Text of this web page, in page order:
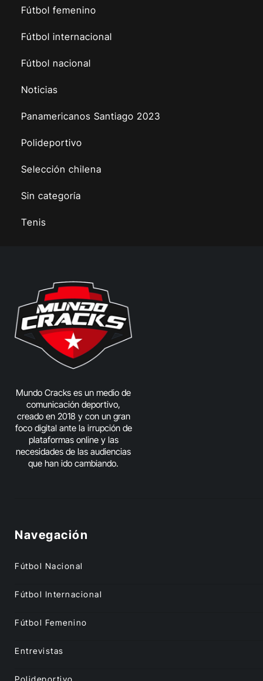
Fútbol femenino
Fútbol internacional
Fútbol nacional
Noticias
Panamericanos Santiago 2023
Polideportivo
Selección chilena
Sin categoría
Tenis
Mundo Cracks es un medio de
comunicación deportivo,
creado en 2018 y con un gran
foco digital ante la irrupción de
plataformas online y las
necesidades de las audiencias
que han ido cambiando.
Navegación
Fútbol Nacional
Fútbol Internacional
Fútbol Femenino
Entrevistas
Polideportivo